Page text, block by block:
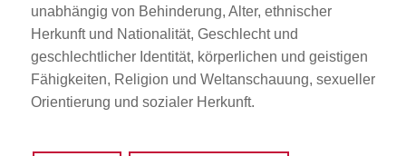
unabhängig von Behinderung, Alter, ethnischer
Herkunft und Nationalität, Geschlecht und
geschlechtlicher Identität, körperlichen und geistigen
Fähigkeiten, Religion und Weltanschauung, sexueller
Orientierung und sozialer Herkunft.